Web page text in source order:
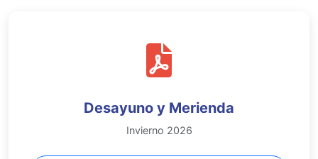
Desayuno y Merienda
Invierno 2026